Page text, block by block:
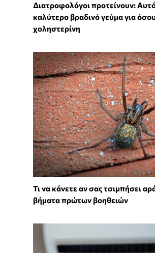
Διατροφολόγοι προτείνουν: Αυτό
καλύτερο βραδινό γεύμα για
χοληστερίνη
Τι να κάνετε αν σας τσιμπήσει
βήματα πρώτων βοηθειών